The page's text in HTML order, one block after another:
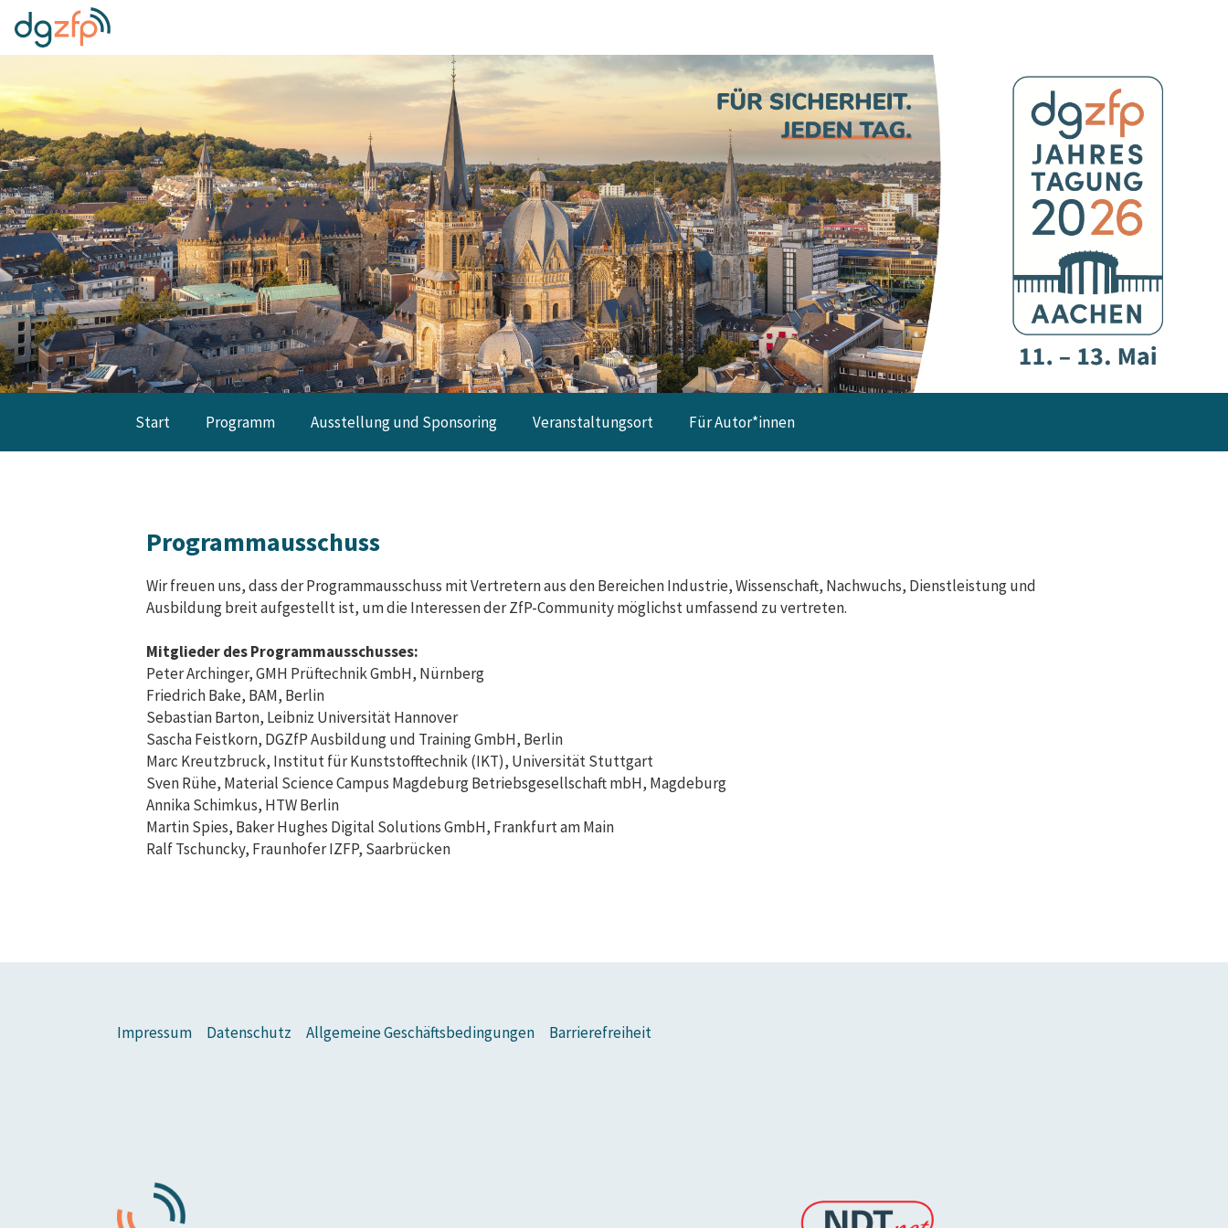
Start Programm Ausstellung und Sponsoring Veranstaltungsort Für Autor*innen
Programmausschuss
Wir freuen uns, dass der Programmausschuss mit Vertretern ausden Bereichen Industrie, Wissenschaft, Nachwuchs, Dienstleistung und
Ausbildung breit aufgestellt ist, um die Interessen der ZfP-Community möglichst umfassend zu vertreten.
Mitglieder des Programmausschusses:
Peter Archinger, GMH Prüftechnik GmbH, Nürnberg
Friedrich Bake, BAM, Berlin
Sebastian Barton, Leibniz Universität Hannover
Sascha Feistkorn, DGZfP Ausbildung und Training GmbH, Berlin
Marc Kreutzbruck, Institut für Kunststofftechnik (IKT), Universität Stuttgart
Sven Rühe, Material Science Campus Magdeburg Betriebsgesellschaft mbH, Magdeburg
Annika Schimkus, HTW Berlin
Martin Spies, Baker Hughes Digital Solutions GmbH, Frankfurt am Main
Ralf Tschuncky, Fraunhofer IZFP, Saarbrücken
Impressum Datenschutz Allgemeine Geschäftsbedingungen Barrierefreiheit